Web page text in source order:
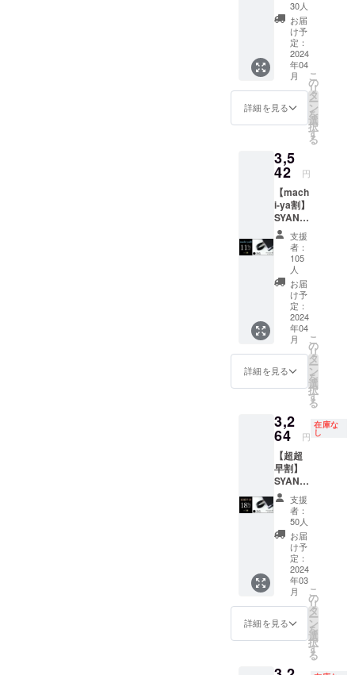
け、首や肩
を凝り固ま
らせていま
せんか？ そ
スマホを
いう日常的
な動作に潜
んでいま
SYANTOは、
そんな「握
る」という
習慣からあ
なたを解放
し、健康的
なスマホラ
イフへと導
く画期的な
アイテムで
許の底面支
持構造によ
り、スマホ
を「握ら
ず」に安全
に持つこと
が可能に。
指や手首へ
の負担を軽
減するだけ
でなく、首
や姿勢の改
善にも繋が
）
14％OF
販売価
格：
3,980円
の
【14％
OFF】
⇒
（税・
送料
込）
【内
容】
■SYAN
TOリン
グ リン
V2（赤
） × 1個
※皆様の
ご支援
により
量産効
率が向
上した
場合、
予定価
格より
可能性
もござ
いま
す。 ※
デザイ
ン・仕
様は変
更にな
る可能
性もご
ざいま
す。ご
ださ
い。 ※
30人
お届
け予
定：
2024
年04
月
詳細を見る
こ
の
リ
タ
ー
ン
を
選
択
す
る
3,5
42 円
【mach
i-ya割】
SYANT
O リン
グ
V2（黒
11％OF
販売価
格：
3,980円
【11％
OFF】
3,542円
送料
込）
【内
容】
■SYAN
TOリン
グ リン
V2（黒
） × 1個
※皆様の
ご支援
により
量産効
率が向
上した
場合、
支援
者：
105
人
お届
け予
定：
2024
年04
月
詳細を見る
こ
の
リ
タ
ー
ン
を
選
択
す
る
3,2
64 円
在庫な
し
【超超
早割】
SYANT
O リン
グ
V2（黒
色）
18％OF
販売価
格：
3,980円
の
【18％
OFF】
⇒
（税・
支援
者：
50人
お届
け予
定：
2024
年03
月
詳細を見る
こ
の
リ
タ
ー
ン
を
選
択
す
る